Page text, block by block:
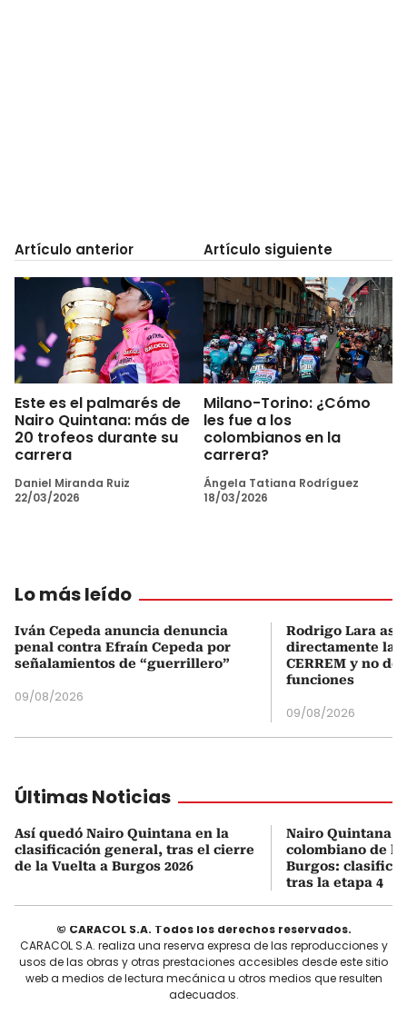
Artículo anterior
Este es el palmarés de
Nairo Quintana: más de
20 trofeos durante su
carrera
Daniel Miranda Ruiz
22/03/2026
Artículo siguiente
Milano-Torino: ¿Cómo
les fue a los
colombianos en la
carrera?
Ángela Tatiana Rodríguez
18/03/2026
Lo más leído
Iván Cepeda anuncia denuncia
penal contra Efraín Cepeda por
señalamientos de “guerrillero”
09/08/2026
Rodrigo Lara
directamente la
CERREM y no
funciones
09/08/2026
Últimas Noticias
Así quedó Nairo Quintana en la
clasificación general, tras el cierre
de la Vuelta a Burgos 2026
Nairo Quintana,
colombiano de la
Burgos:
tras la etapa 4
© CARACOL S.A. Todos los derechos reservados.
CARACOL S.A. realiza una reserva expresa de las reproducciones y
usos de las obras y otras prestaciones accesibles desde este sitio
web a medios de lectura mecánica u otros medios que resulten
adecuados.